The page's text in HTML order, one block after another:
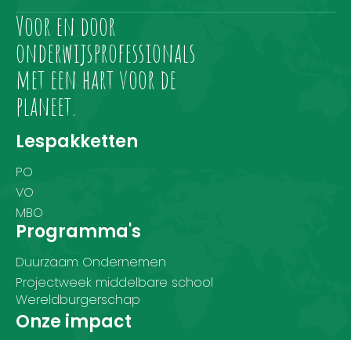
Voor en door
onderwijsprofessionals
met een hart voor de
planeet.
Lespakketten
PO
VO
MBO
Programma's
Duurzaam Ondernemen
Projectweek middelbare school
Wereldburgerschap
Onze impact